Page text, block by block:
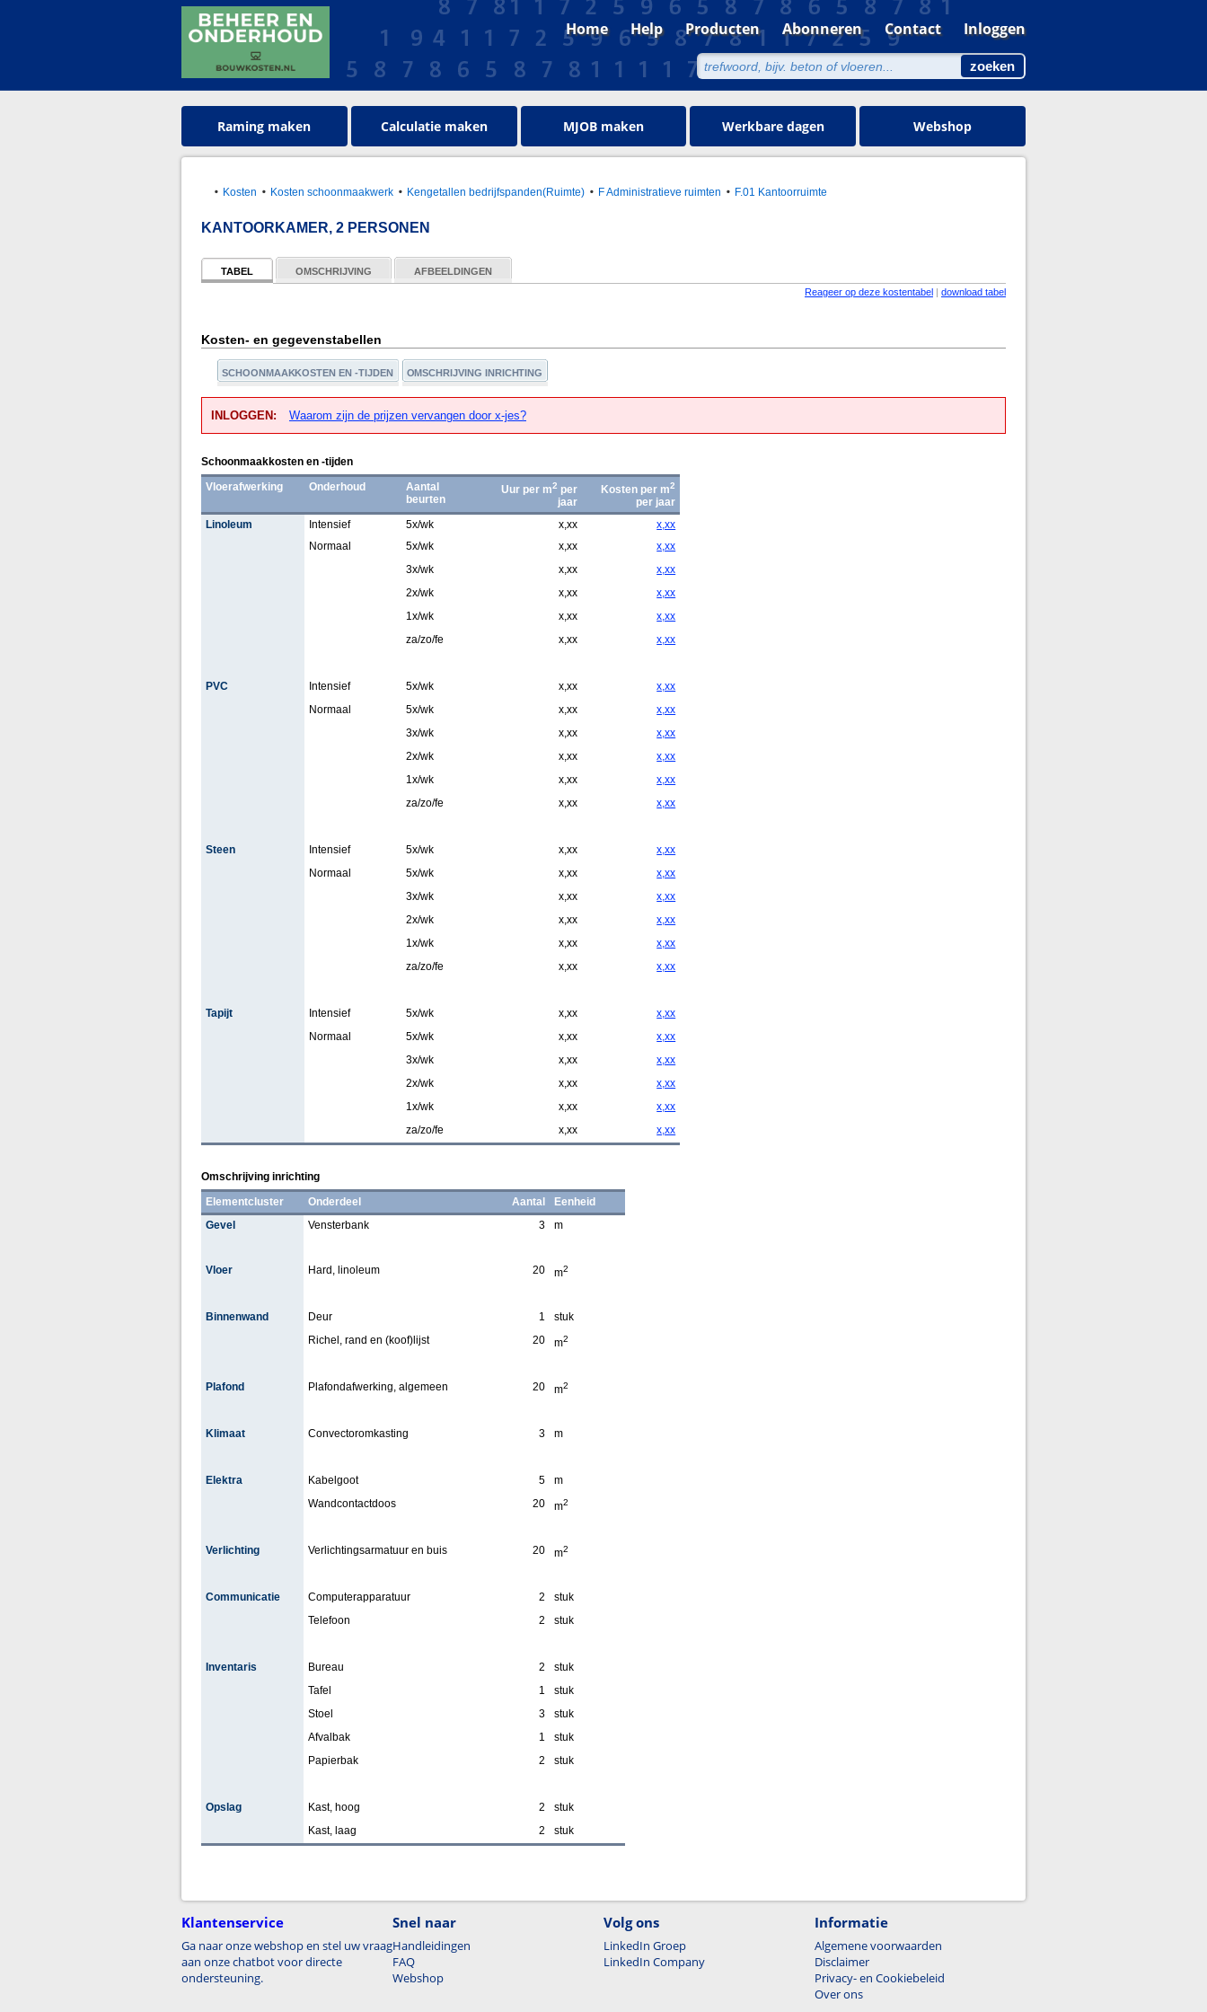
Home Help Producten Abonneren Contact Inloggen
Raming maken Calculatie maken MJOB maken Werkbare dagen Webshop
Kosten Kosten schoonmaakwerk Kengetallen bedrijfspanden(Ruimte) F Administratieve ruimten F.01 Kantoorruimte
KANTOORKAMER, 2 PERSONEN
TABEL OMSCHRIJVING
AFBEELDINGEN
Reageer op deze kostentabel | download tabel
Kosten- en gegevenstabellen
SCHOONMAAKKOSTEN EN -TIJDEN OMSCHRIJVING INRICHTING
INLOGGEN: Waarom zijn de prijzen vervangen door x-jes?
Schoonmaakkosten en -tijden
Vloerafwerking
Onderhoud
Aantal
beurten
Uur per m2 per
jaar
Kosten per m2
per jaar
Linoleum
Intensief 5x/wk x,xx
x,xx
Normaal
5x/wk x,xx
x,xx
3x/wk
x,xx
x,xx
2x/wk
x,xx
x,xx
1x/wk
x,xx
x,xx
za/zo/fe
x,xx x,xx
PVC Intensief 5x/wk x,xx
x,xx
Normaal
5x/wk x,xx
x,xx
3x/wk
x,xx
x,xx
2x/wk
x,xx
x,xx
1x/wk
x,xx
x,xx
za/zo/fe
x,xx x,xx
Steen Intensief 5x/wk x,xx
x,xx
Normaal
5x/wk x,xx
x,xx
3x/wk
x,xx
x,xx
2x/wk
x,xx
x,xx
1x/wk
x,xx
x,xx
za/zo/fe
x,xx x,xx
Tapijt Intensief 5x/wk x,xx
x,xx
Normaal
5x/wk x,xx
x,xx
3x/wk
x,xx
x,xx
2x/wk
x,xx
x,xx
1x/wk
x,xx
x,xx
za/zo/fe
x,xx x,xx
Omschrijving inrichting
Elementcluster
Onderdeel Aantal
Eenheid
Gevel
Vensterbank 3 m
Vloer Hard, linoleum 20 m2
Binnenwand Deur 1
stuk
Richel, rand en (koof)lijst
20 m2
Plafond Plafondafwerking, algemeen 20 m2
Klimaat Convectoromkasting 3 m
Elektra Kabelgoot 5
m
Wandcontactdoos
20 m2
Verlichting Verlichtingsarmatuur en buis 20 m2
Communicatie Computerapparatuur 2
stuk
Telefoon
2 stuk
Inventaris Bureau 2
stuk
Tafel
1
stuk
Stoel
3
stuk
Afvalbak
1
stuk
Papierbak
2 stuk
Opslag Kast, hoog 2
stuk
Kast, laag
2 stuk
Klantenservice
Ga naar onze webshop en stel uw vraag
aan onze chatbot voor directe
ondersteuning.
Snel naar
Handleidingen
FAQ
Webshop
Volg ons
LinkedIn Groep
LinkedIn Company
Informatie
Algemene voorwaarden
Disclaimer
Privacy- en Cookiebeleid
Over ons